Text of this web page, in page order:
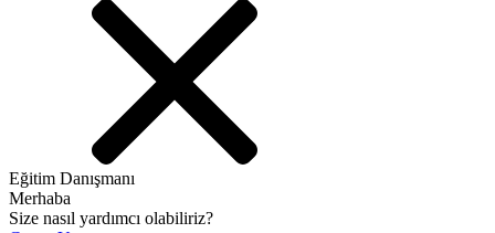
Eğitim Danışmanı
Merhaba
Size nasıl yardımcı olabiliriz?